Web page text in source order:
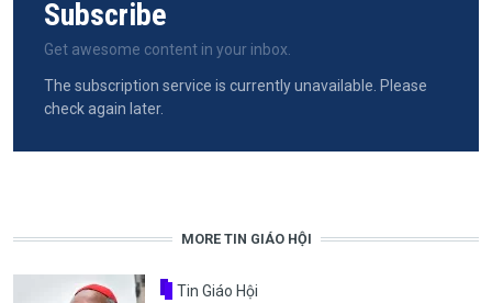
Subscribe
Get awesome content in your inbox.
The subscription service is currently unavailable. Please
check again later.
MORE TIN GIÁO HỘI
Tin Giáo Hội